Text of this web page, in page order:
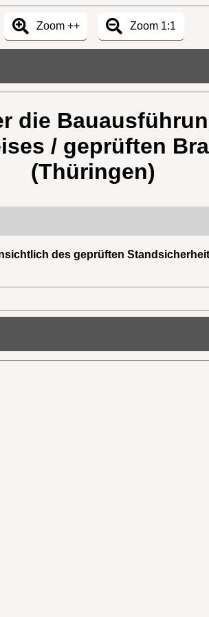
Zoom ++ Zoom 1:1
die
/ geprüften
(Thüringen)
des geprüften